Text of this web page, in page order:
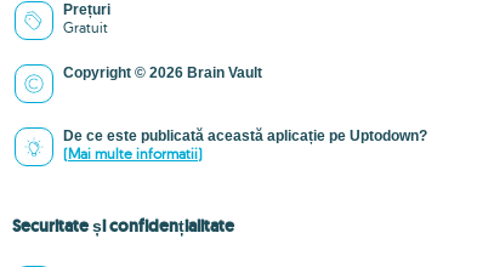
Prețuri
Gratuit
Copyright © 2026 Brain Vault
De ce este publicată această aplicație pe Uptodown?
(Mai multe informatii)
Securitate și confidențialitate